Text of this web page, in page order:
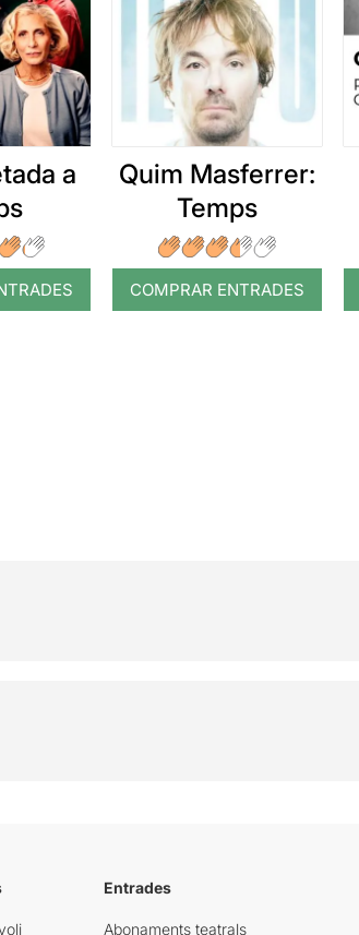
a
Quim Masferrer:
Temps
COMPRAR ENTRADES
Entrades
Abonaments teatrals